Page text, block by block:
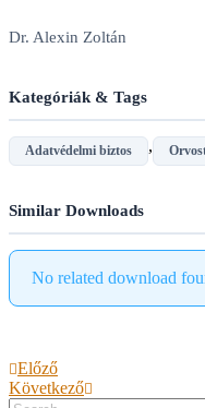
Dr. Alexin Zoltán
Kategóriák & Tags
Adatvédelmi biztos ,
Similar Downloads
No related download
Előző
Következő